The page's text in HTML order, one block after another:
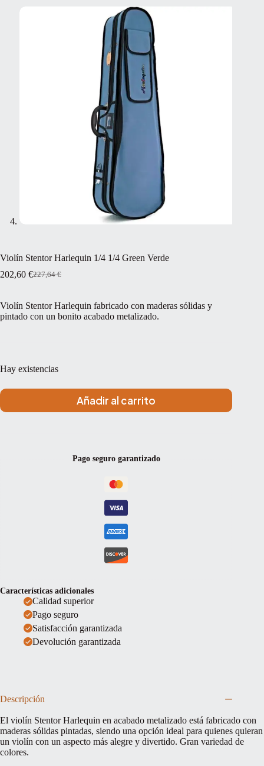
Violín Stentor Harlequin 1/4 1/4 Green Verde
227,64€
El
original
era:
227,64 €.
202,60 €El
actual
es:
202,60 €.
Violín Stentor Harlequin fabricado con maderas sólidas y
pintado con un bonito acabado metalizado.
Hay existencias
Añadir al carrito
Pago seguro garantizado
Características adicionales
Calidad superior
Pago seguro
Satisfacción garantizada
Devolución garantizada
Descripción
El violín Stentor Harlequin en acabado metalizado está fabricado con
maderas sólidas pintadas, siendo una opción ideal para quienes quieran
un violín con un aspecto más alegre y divertido. Gran variedad de
colores.